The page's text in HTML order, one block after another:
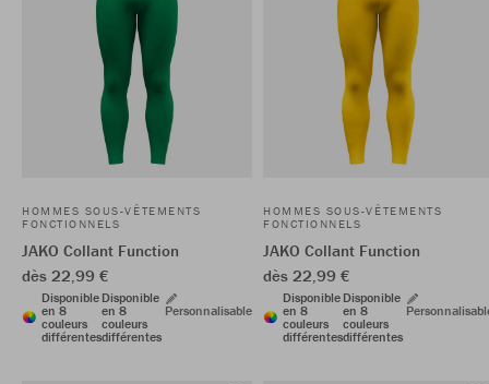
HOMMES SOUS-VÊTEMENTS
FONCTIONNELS
JAKO Collant Function
dès 22,99 €
Disponible
en 8
couleurs
différentes
Disponible
en 8
couleurs
différentes
Personnalisable
HOMMES SOUS-VÊTEMENTS
FONCTIONNELS
JAKO Collant Function
dès 22,99 €
Disponible
en 8
couleurs
différentes
Disponible
en 8
couleurs
différentes